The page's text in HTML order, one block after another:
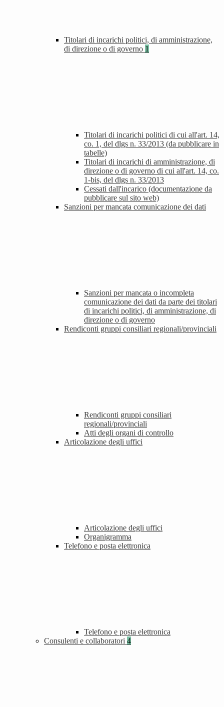
Titolari di incarichi politici, di amministrazione,
di direzione o di governo 1
Titolari di incarichi politici di cui all'art. 14,
co. 1, del dlgs n. 33/2013 (da pubblicare in
tabelle)
Titolari di incarichi di amministrazione, di
direzione o di governo di cui all'art. 14, co.
1-bis, del dlgs n. 33/2013
Cessati dall'incarico (documentazione da
pubblicare sul sito web)
Sanzioni per mancata comunicazione dei dati
Sanzioni per mancata o incompleta
comunicazione dei dati da parte dei titolari
di incarichi politici, di amministrazione, di
direzione o di governo
Rendiconti gruppi consiliari regionali/provinciali
Rendiconti gruppi consiliari
regionali/provinciali
Atti degli organi di controllo
Articolazione degli uffici
Articolazione degli uffici
Organigramma
Telefono e posta elettronica
Telefono e posta elettronica
Consulenti e collaboratori 4